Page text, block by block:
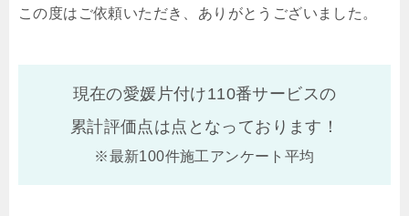
この度はご依頼いただき、ありがとうございました。
現在の愛媛片付け110番サービスの
累計評価点は点となっております！
※最新100件施工アンケート平均